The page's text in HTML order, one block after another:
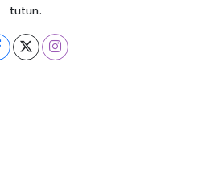
tutun.